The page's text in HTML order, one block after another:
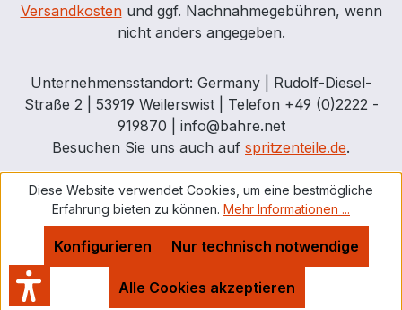
Versandkostenund ggf. Nachnahmegebühren, wenn
nicht anders angegeben.
Unternehmensstandort: Germany | Rudolf-Diesel-
Straße 2 | 53919 Weilerswist | Telefon +49 (0)2222 -
919870 | info@bahre.net
Besuchen Sie uns auch auf spritzenteile.de.
Diese Website verwendet Cookies, um eine bestmögliche
Erfahrung bieten zu können. Mehr Informationen ...
Nur technisch notwendige
Konfigurieren
Alle Cookies akzeptieren